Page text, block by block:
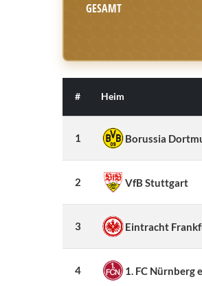
GESAMT
# Heim
1 Borussia
2 VfB Stuttgart
3 Eintracht
4 1. FC Nürnberg